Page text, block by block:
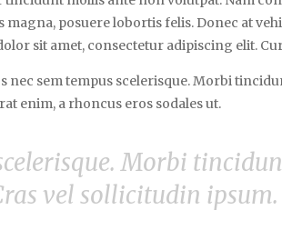
posuere lobortis felis. Donec at
sit amet, consectetur adipiscing elit.
sem tempus scelerisque. Morbi
enim, a rhoncus eros sodales ut.
Morbi
vel sollicitudin